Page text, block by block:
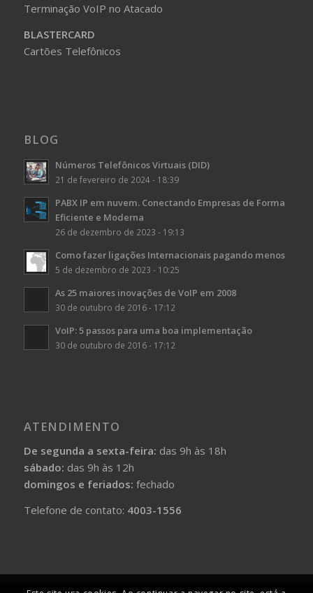
Terminação VoIP no Atacado
BLASTERCARD
Cartões Telefônicos
BLOG
Números Telefônicos Virtuais (DID)
21 de fevereiro de 2024 - 18:39
PABX IP em nuvem. Conectando Empresas de Forma
Eficiente e Moderna
26 de dezembro de 2023 - 19:13
Como fazer ligações Internacionais pagando menos
5 de dezembro de 2023 - 10:25
As 25 maiores inovações de VoIP em 2008
30 de outubro de 2016 - 17:12
VoIP: 5 passos para uma boa implementação
30 de outubro de 2016 - 17:12
ATENDIMENTO
De segunda a sexta-feira: das 9h às 18h
sábado: das 9h às 12h
domingos e feriados: fechado
Telefone de contato: 4003-1556